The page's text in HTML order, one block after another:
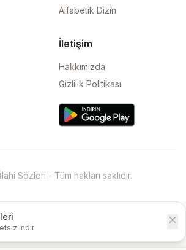
Alfabetik Dizin
İletişim
Hakkımızda
Gizlilik Politikası
Sözleri - Tüm hakları saklıdır.
indir
close